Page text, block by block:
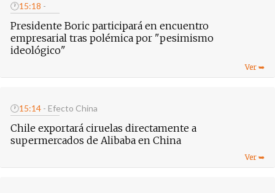
🕐15:18 -
Presidente Boric participará en encuentro
empresarial tras polémica por "pesimismo
ideológico"
🕐15:14 - Efecto China
Chile exportará ciruelas directamente a
supermercados de Alibaba en China